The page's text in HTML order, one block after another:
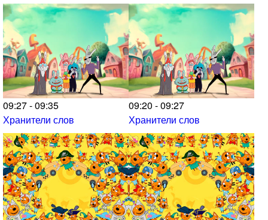
09:27 - 09:35
Хранители слов
09:20 - 09:27
Хранители слов